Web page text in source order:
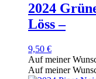
2024
Löss –
9,50 €
Auf meiner
Auf meiner